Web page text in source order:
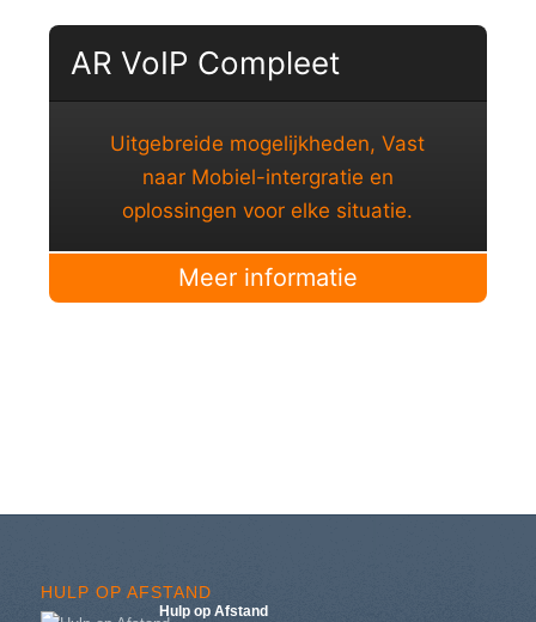
AR VoIP Compleet
Uitgebreide mogelijkheden, Vast
naar Mobiel-intergratie en
oplossingen voor elke situatie.
Meer informatie
HULP OP AFSTAND
Hulp op Afstand